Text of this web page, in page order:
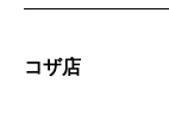
コザ店